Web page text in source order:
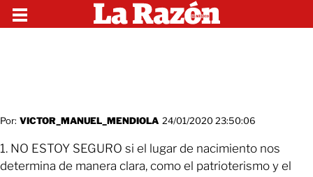
Por: VICTOR_MANUEL_MENDIOLA 24/01/2020 23:50:06
1. NO ESTOY SEGURO si el lugar de nacimiento nos
determina de manera clara, como el patrioterismo y el